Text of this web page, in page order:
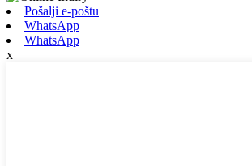
Pošalji e-poštu
WhatsApp
WhatsApp
x